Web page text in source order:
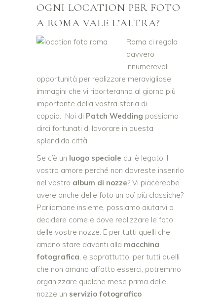
OGNI LOCATION PER FOTO
A ROMA VALE L’ALTRA?
Roma ci regala
davvero
innumerevoli
opportunità per realizzare meravigliose
immagini che vi riporteranno al giorno più
importante della vostra storia di
coppia. Noi di Patch Wedding possiamo
dirci fortunati di lavorare in questa
splendida città.
Se c’è un luogo speciale cui è legato il
vostro amore perché non dovreste inserirlo
nel vostro album di nozze? Vi piacerebbe
avere anche delle foto un po’ più classiche?
Parliamone insieme, possiamo aiutarvi a
decidere come e dove realizzare le foto
delle vostre nozze. E per tutti quelli che
amano stare davanti alla macchina
fotografica, e soprattutto, per tutti quelli
che non amano affatto esserci, potremmo
organizzare qualche mese prima delle
nozze un servizio fotografico